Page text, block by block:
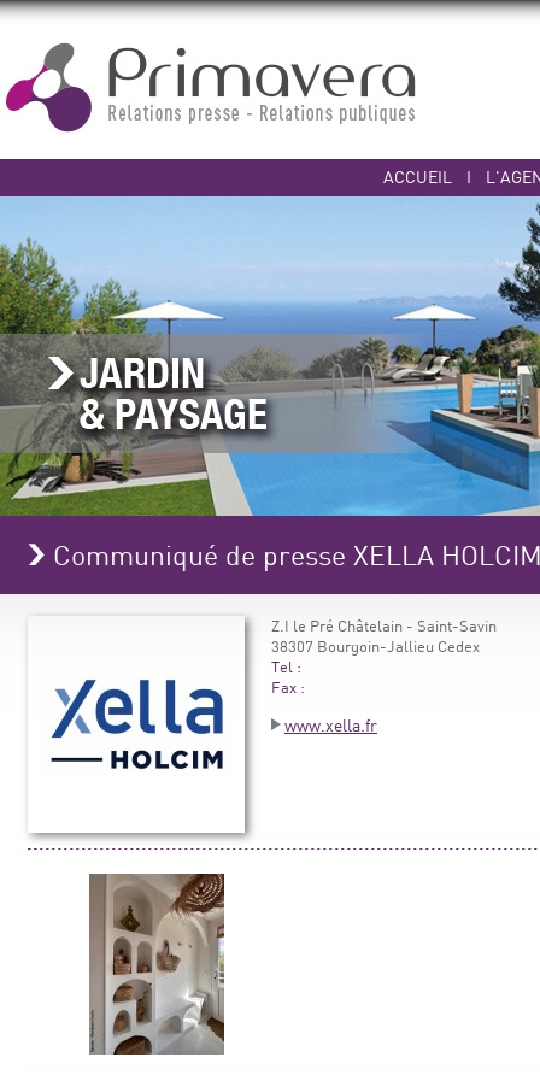
ACCUEIL I
Communiqué de presse XELLA
Z.I le Pré Châtelain - Saint-Savin
38307 Bourgoin-Jallieu Cedex
Tel :
Fax :
www.xella.fr